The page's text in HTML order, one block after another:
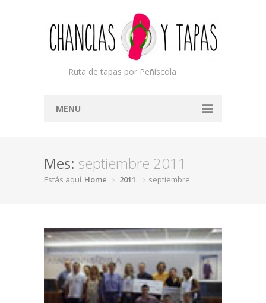
Ruta de tapas por Peñíscola
MENU
Concurso
Participantes
Mapa
Premios
Prensa
Mes: septiembre 2011
Estás aquí Home 2011 septiembre